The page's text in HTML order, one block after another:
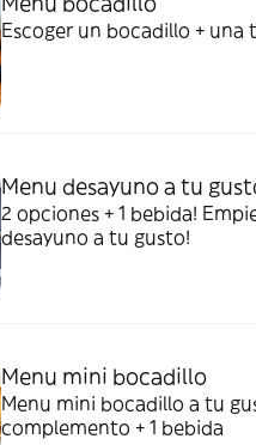
Escoger un bocadillo + una
Menu desayuno a tu
2 opciones + 1 bebida!
desayuno a tu gusto!
Menu mini bocadillo
Menu mini bocadillo a tu gusto Escoge tu
complemento + 1 bebida